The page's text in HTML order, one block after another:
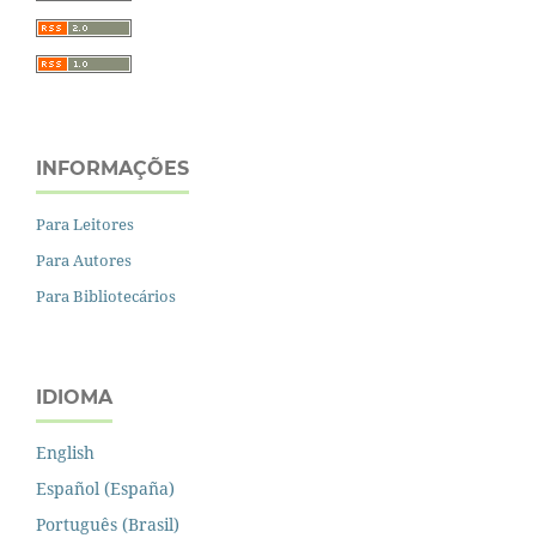
INFORMAÇÕES
Para Leitores
Para Autores
Para Bibliotecários
IDIOMA
English
Español (España)
Português (Brasil)